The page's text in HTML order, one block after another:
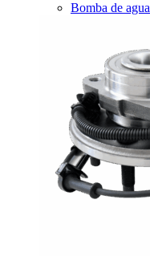
Bomba de agua